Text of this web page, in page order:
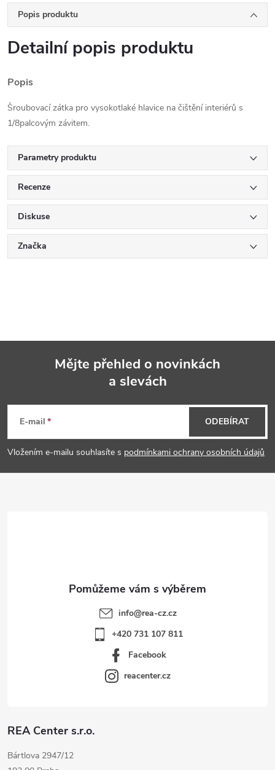
Popis produktu
Detailní popis produktu
Popis
Šroubovací zátka pro vysokotlaké hlavice na čištění interiérů s
1/8palcovým závitem.
Parametry produktu
Recenze
Diskuse
Značka
p
a
Mějte přehled o novinkách
a slevách
E-mail
Vložením e-mailu souhlasíte s podmínkami ochrany osobních údajů
ODEBÍRAT
REA Center s.r.o.
Bártlova 2947/12
info@rea-cz.cz
+420 731 107 811
Facebook
reacenter.cz